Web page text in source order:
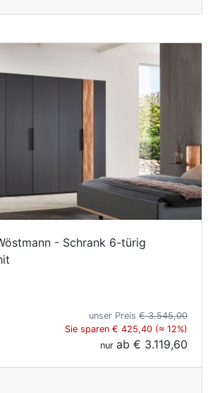
- Schrank 6-türig
unser Preis € 3.545,00
Sie sparen € 425,40 (≈ 12%)
nur ab € 3.119,60